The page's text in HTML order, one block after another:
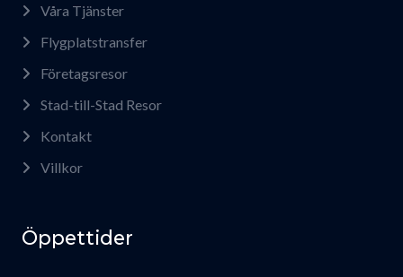
Våra Tjänster
Flygplatstransfer
Företagsresor
Stad-till-Stad Resor
Kontakt
Villkor
Öppettider